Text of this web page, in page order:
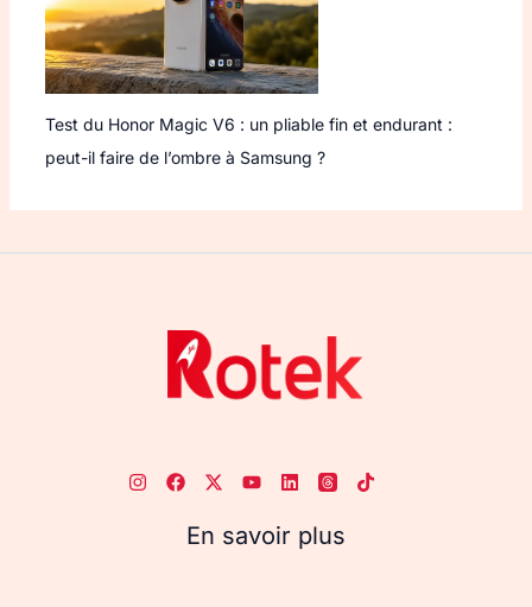
Test du Honor Magic V6 : un pliable fin et endurant :
peut-il faire de l’ombre à Samsung ?
En savoir plus